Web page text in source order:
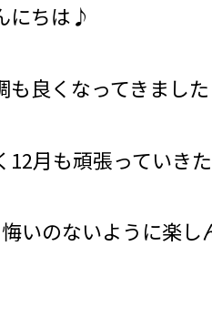
にちは♪
も良くなってきました
月も頑張っていきた
いのないように楽し